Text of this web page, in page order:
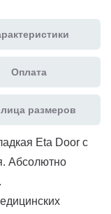
Оплата
размеров
Eta Door с
Абсолютно